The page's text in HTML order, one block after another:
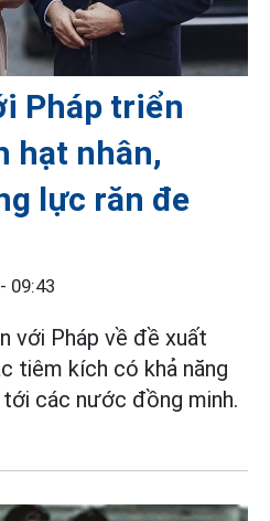
Pháp triển
hạt nhân,
lực răn đe
09:43
với Pháp về đề xuất
tiêm kích có khả năng
tới các nước đồng minh.